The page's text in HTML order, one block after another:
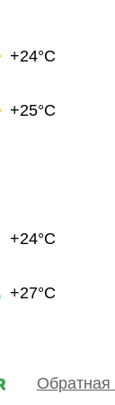
+24°C
+25°C
+24°C
+27°C
Обратная